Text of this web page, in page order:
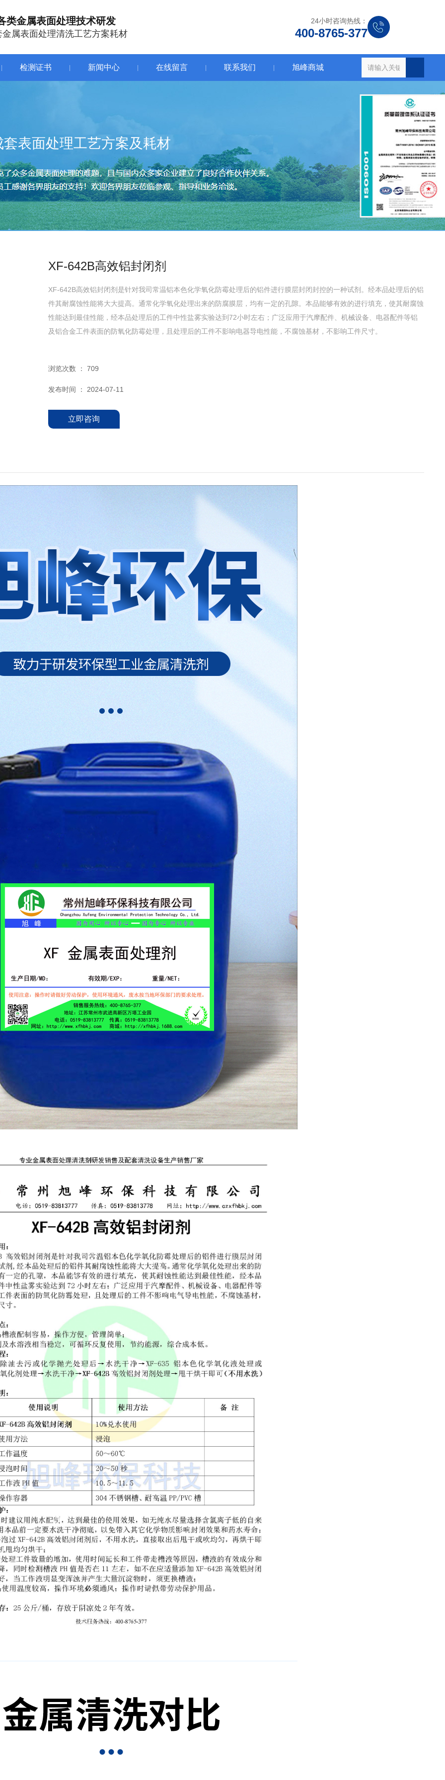
类金属表面处理技术研发
金属表面处理清洗工艺方案耗材
24小时咨询热线：
400-8765-377
| 检测证书 | 新闻中心 | 在线留言 | 联系我们 | 旭峰商城
表面处理工艺方案及耗材
XF-642B高效铝封闭剂
XF-642B高效铝封闭剂是针对我司常温铝本色化学氧化防霉处理后的铝件进行膜层封闭封控的一种试剂。经本品处理后的铝
件其耐腐蚀性能将大大提高。通常化学氧化处理出来的防腐膜层，均有一定的孔隙。本品能够有效的进行填充，使其耐腐蚀
性能达到最佳性能，经本品处理后的工件中性盐雾实验达到72小时左右；广泛应用于汽摩配件、机械设备、电器配件等铝
及铝合金工件表面的防氧化防霉处理，且处理后的工件不影响电器导电性能，不腐蚀基材，不影响工件尺寸。
浏览次数 ：709
发布时间 ： 2024-07-11
立即咨询